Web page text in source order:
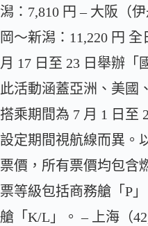
潟：7,810 円 – 大阪（
岡～新潟：11,220 円
月 17 日至 23 日舉辦「
此活動涵蓋亞洲、美國
搭乘期間為 7 月 1 日至
設定期間視航線而異。
票價，所有票價均包含
票等級包括商務艙「P
艙「K/L」。 – 上海（